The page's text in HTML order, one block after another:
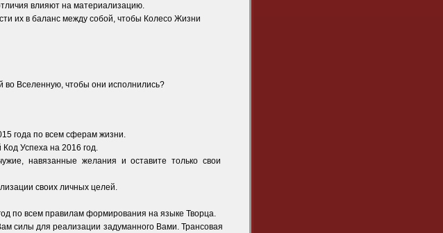
влияют на материализацию.
их в баланс между собой, чтобы Колесо Жизни
во Вселенную, чтобы они исполнились?
года по всем сферам жизни.
Успеха на 2016 год.
навязанные желания и оставите только свои
своих личных целей.
по всем правилам формирования на языке Творца.
силы для реализации задуманного Вами. Трансовая